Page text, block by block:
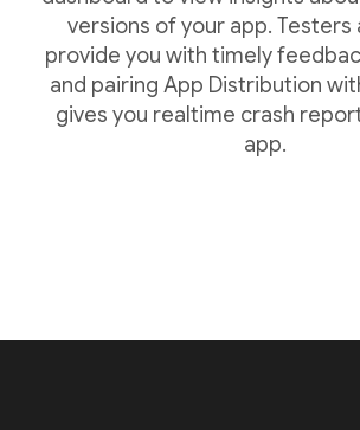
versions of your app. Testers
provide you with timely
and pairing App Distribution
gives you realtime crash
app.